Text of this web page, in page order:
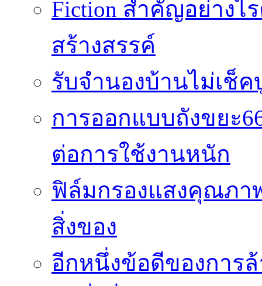
Fiction สำคัญอย่าง
สร้างสรรค์
รับจำนองบ้านไม่เช็ค
การออกแบบถังขยะ
ต่อการใช้งานหนัก
ฟิล์มกรองแสงคุณภา
สิ่งของ
อีกหนึ่งข้อดีของการ